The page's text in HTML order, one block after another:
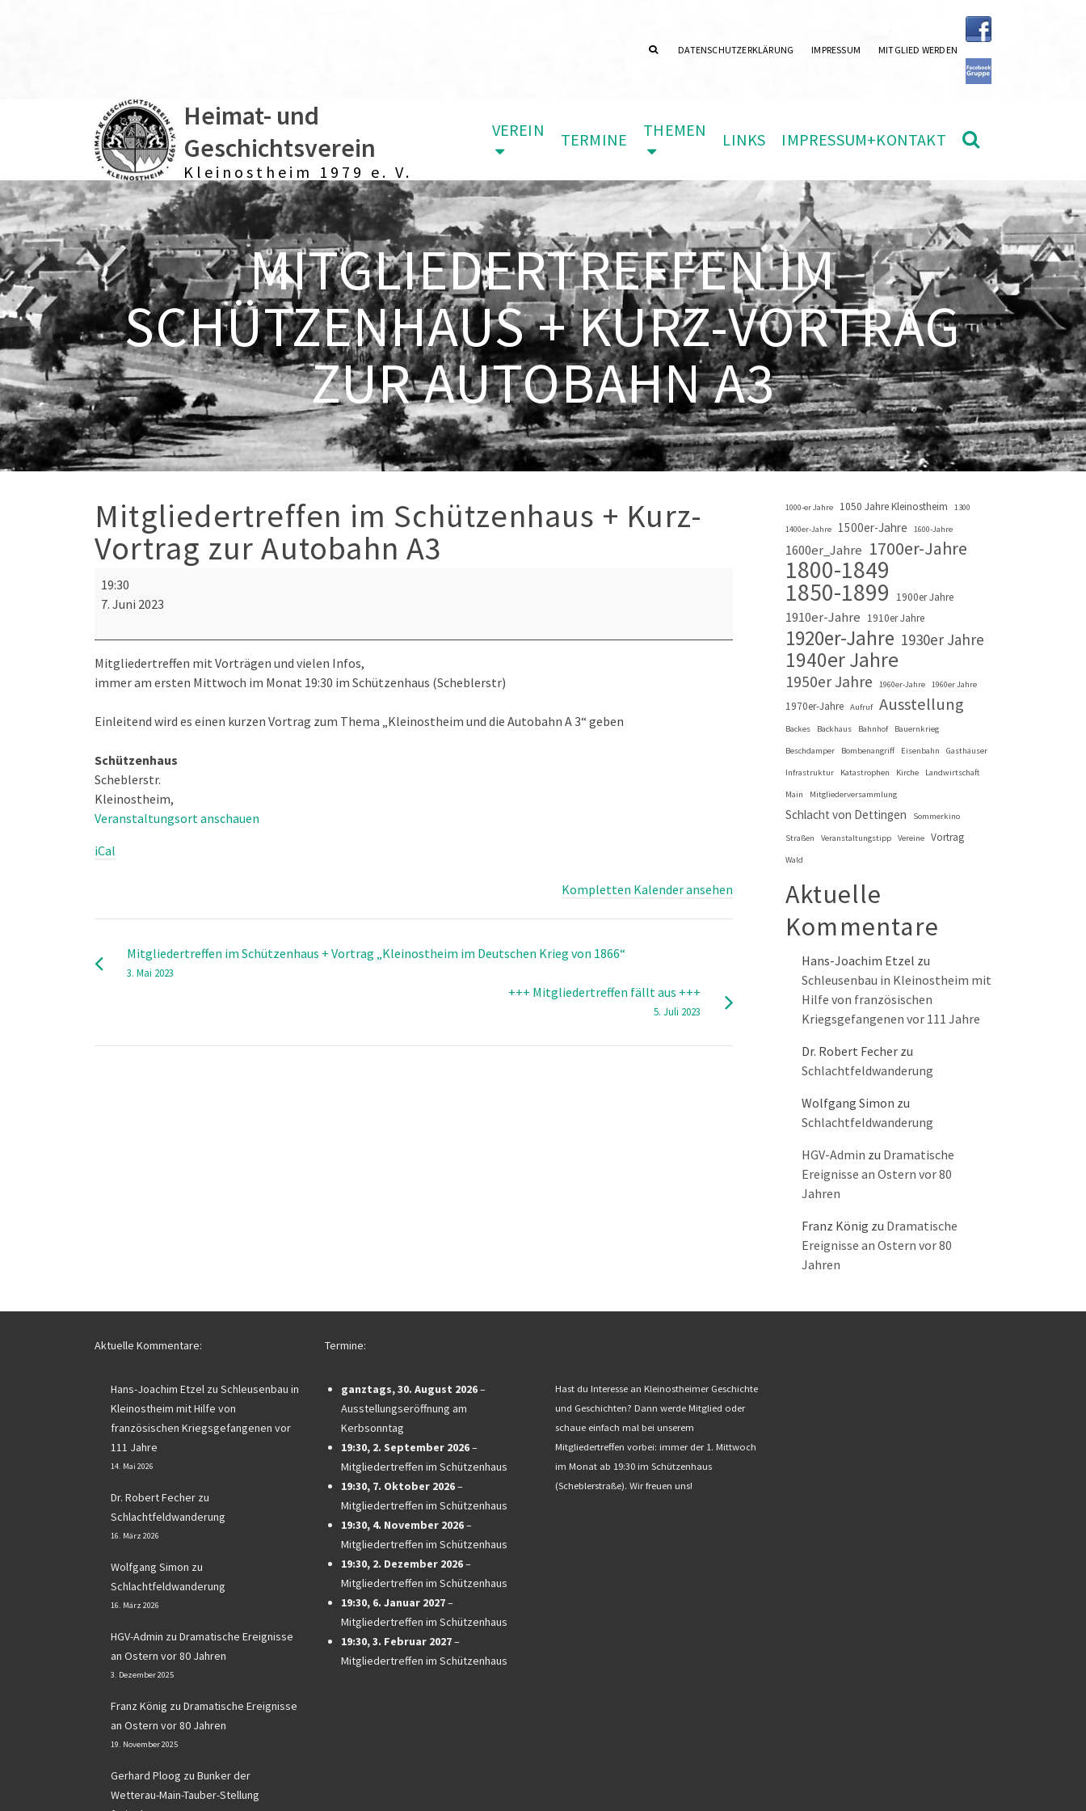
DATENSCHUTZERKLÄRUNG IMPRESSUM MITGLIED WERDEN
Heimat- und
Geschichtsverein
Kleinostheim 1979 e. V.
VEREIN TERMINE THEMEN LINKS IMPRESSUM+KONTAKT
MITGLIEDERTREFFEN IM
SCHÜTZENHAUS + KURZ-VORTRAG
ZUR AUTOBAHN A3
Mitgliedertreffen im Schützenhaus + Kurz-
Vortrag zur Autobahn A3
Mitgliedertreffen
im
+
Kurz-
Vortrag
Autobahn
19:30
7. Juni 2023
Mitgliedertreffen mit Vorträgen und vielen Infos,
immer am ersten Mittwoch im Monat 19:30 im Schützenhaus (Scheblerstr)
Einleitend wird es einen kurzen Vortrag zum Thema „Kleinostheim und die Autobahn A 3“ geben
Schützenhaus
Scheblerstr.
Kleinostheim,
Veranstaltungsort anschauen
iCal
Kompletten Kalender ansehen
Mitgliedertreffen im Schützenhaus + Vortrag „Kleinostheim im Deutschen Krieg von 1866“
3. Mai 2023
+++ Mitgliedertreffen fällt aus +++
5. Juli 2023
1000-er Jahre 1050 Jahre Kleinostheim 1300
1400er-Jahre 1500er-Jahre 1600-Jahre
1600er_Jahre 1700er-Jahre
1800-1849
1850-1899 1900er Jahre
1910er-Jahre 1910er Jahre
1920er-Jahre 1930er Jahre
1940er Jahre
1950er Jahre 1960er-Jahre 1960er Jahre
1970er-Jahre Aufruf Ausstellung
Backes Backhaus Bahnhof Bauernkrieg
Beschdamper Bombenangriff Eisenbahn Gasthäuser
Infrastruktur Katastrophen Kirche Landwirtschaft
Main Mitgliederversammlung
Schlacht von Dettingen Sommerkino
Straßen Veranstaltungstipp Vereine Vortrag
Wald
Aktuelle
Kommentare
Hans-Joachim Etzel zu
Schleusenbau in Kleinostheim mit
Hilfe von französischen
Kriegsgefangenen vor 111 Jahre
Dr. Robert Fecher zu
Schlachtfeldwanderung
Wolfgang Simon zu
Schlachtfeldwanderung
HGV-Admin zu Dramatische
Ereignisse an Ostern vor 80
Jahren
Franz König zu Dramatische
Ereignisse an Ostern vor 80
Jahren
Aktuelle Kommentare:
Hans-Joachim Etzel zu Schleusenbau in
Kleinostheim mit Hilfe von
französischen Kriegsgefangenen vor
111 Jahre
14. Mai 2026
Dr. Robert Fecher zu
Schlachtfeldwanderung
16. März 2026
Wolfgang Simon zu
Schlachtfeldwanderung
16. März 2026
HGV-Admin zu Dramatische Ereignisse
an Ostern vor 80 Jahren
3. Dezember 2025
Franz König zu Dramatische Ereignisse
an Ostern vor 80 Jahren
19. November 2025
Gerhard Ploog zu Bunker der
Wetterau-Main-Tauber-Stellung
Termine:
ganztags,30. August 2026–
Ausstellungseröffnung am
Kerbsonntag
19:30, 2. September 2026–
Mitgliedertreffen im Schützenhaus
19:30, 7. Oktober 2026–
Mitgliedertreffen im Schützenhaus
19:30, 4. November 2026–
Mitgliedertreffen im Schützenhaus
19:30, 2. Dezember 2026–
Mitgliedertreffen im Schützenhaus
19:30, 6. Januar 2027–
Mitgliedertreffen im Schützenhaus
19:30,3. Februar 2027–
Mitgliedertreffen im Schützenhaus
Hast du Interesse an Kleinostheimer Geschichte
und Geschichten? Dann werde Mitglied oder
schaue einfach mal bei unserem
Mitgliedertreffen vorbei: immer der 1. Mittwoch
im Monat ab 19:30 im Schützenhaus
(Scheblerstraße). Wir freuen uns!